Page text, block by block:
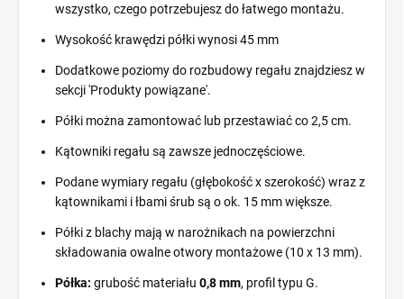
wszystko, czego potrzebujesz do łatwego montażu.
Wysokość krawędzi półki wynosi 45 mm
Dodatkowe poziomy do rozbudowy regału znajdziesz w
sekcji 'Produkty powiązane'.
Półki można zamontować lub przestawiać co 2,5 cm.
Kątowniki regału są zawsze jednoczęściowe.
Podane wymiary regału (głębokość x szerokość) wraz z
kątownikami i łbami śrub są o ok. 15 mm większe.
Półki z blachy mają w narożnikach na powierzchni
składowania owalne otwory montażowe (10 x 13 mm).
Półka: grubość materiału 0,8 mm, profil typu G.